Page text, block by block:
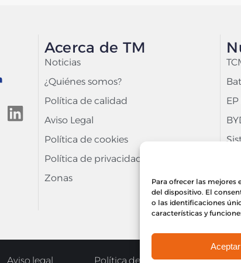
Para ofrecer las
del dispositivo. El
o las identificaciones
características y
Aceptar
Acerca de TM
Noticias
¿Quiénes somos?
Política de calidad
Aviso Legal
Política de cookies
Política de privacidad
Zonas
Aviso legal Política de privacidad